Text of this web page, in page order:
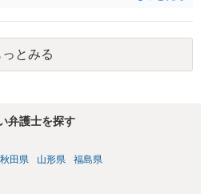
は「相手方と一緒に行く」という合意
とができません。こちらを重視すれ
「一緒に行く」という結果の実現に
にチケットを引き渡すべきといえる
ある場合、交際を解消した2人が当日
という心理が働くことも無理からぬ
リア指定のアリーナ席であれば隣り
、判断は変わってくるかもしれませ
っとみる
弁護士を探す
秋田県 山形県 福島県